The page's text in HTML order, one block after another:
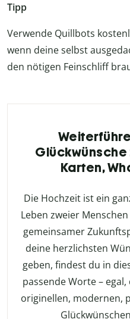
Tipp
Verwende Quillbots
wenn deine selbst
den nötigen Feinschliff
Glückwünsche
Karten,
Die Hochzeit ist ein
Leben zweier
gemeinsamer
deine herzlichsten
geben, findest du in
passende Worte –
originellen, modernen,